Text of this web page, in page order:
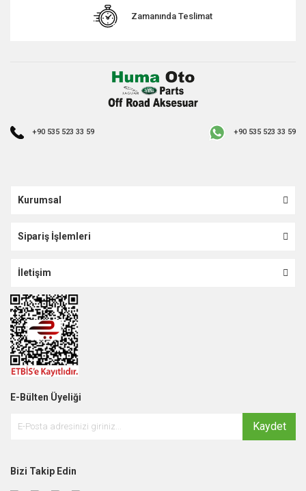
Zamanında Teslimat
+90 535 523 33 59 +90 535 523 33 59
Kurumsal
Sipariş İşlemleri
İletişim
E-Bülten Üyeliği
Kaydet
Bizi Takip Edin